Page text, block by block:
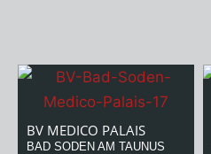
springen
BV MEDICO PALAIS
BAD SODEN AM TAUNUS